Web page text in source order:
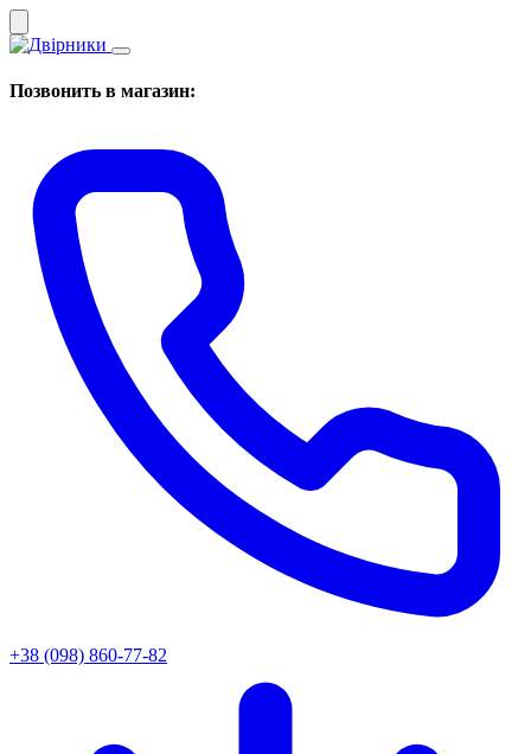
Позвонить в магазин:
+38 (098) 860-77-82